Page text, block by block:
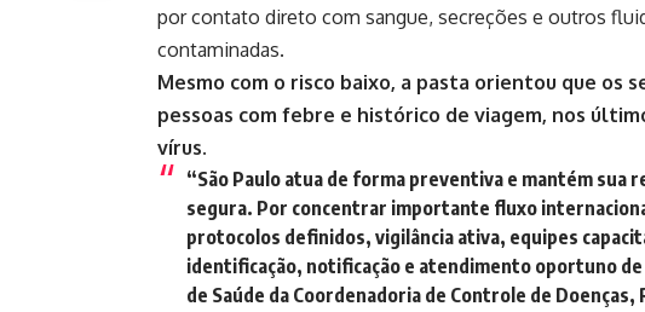
por contato direto com sangue, secreções e outros
contaminadas.
Mesmo com o risco baixo, a pasta orientou que os
pessoas com febre e histórico de viagem, nos
vírus.
“São Paulo atua de forma preventiva e mantém sua
segura. Por concentrar importante fluxo
protocolos definidos, vigilância ativa, equipes
identificação, notificação e atendimento oportuno
de Saúde da Coordenadoria de Controle de Doenças,